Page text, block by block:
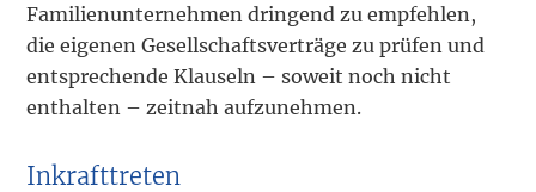
Familienunternehmen dringend zu empfehlen,
die eigenen Gesellschaftsverträge zu prüfen und
entsprechende Klauseln – soweit noch nicht
enthalten – zeitnah aufzunehmen.
Inkrafttreten